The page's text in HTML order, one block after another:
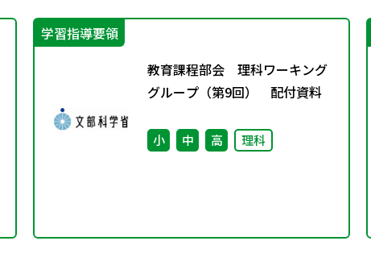
学習指導要領
教育課程部会 理科ワーキング
グループ（第9回） 配付資料
小 中 高 理科